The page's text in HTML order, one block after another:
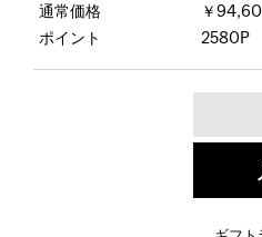
通常価格
￥
ポイント
2580P